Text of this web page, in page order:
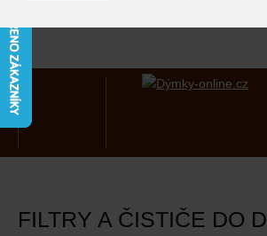
FILTRY A ČISTIČE DO